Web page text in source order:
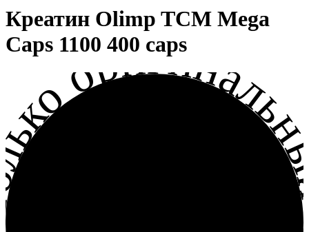
Креатин Olimp TCM Mega
Caps 1100 400 caps